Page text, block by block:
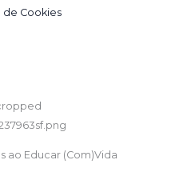
de Cookies
ao Educar (Com)Vida